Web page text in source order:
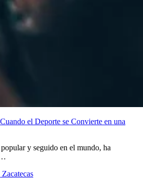
el Deporte se Convierte en una
y seguido en el mundo, ha